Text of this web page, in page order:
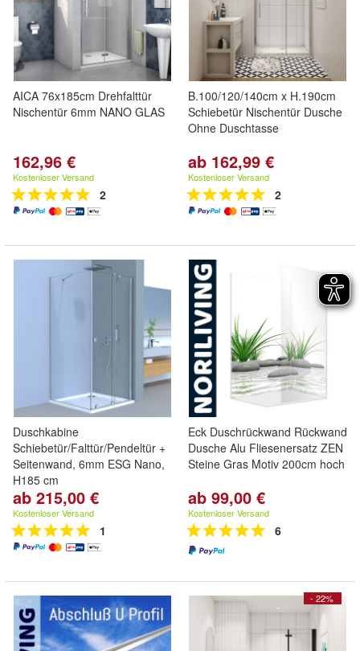
AICA 76x185cm Drehfalttür
Nischentür 6mm NANO GLAS
162,96 €
Kostenloser Versand
2
B.100/120/140cm x H.190cm
Schiebetür Nischentür Dusche
Ohne Duschtasse
ab 162,99 €
Kostenloser Versand
2
Duschkabine
Schiebetür/Falttür/Pendeltür +
Seitenwand, 6mm ESG Nano,
H185 cm
ab 215,00 €
Kostenloser Versand
1
Eck Duschrückwand Rückwand
Dusche Alu Fliesenersatz ZEN
Steine Gras Motiv 200cm hoch
ab 99,00 €
Kostenloser Versand
6
- 22%